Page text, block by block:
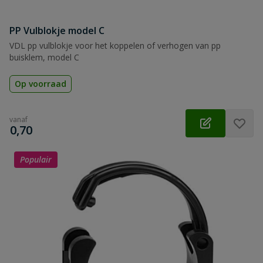
PP Vulblokje model C
VDL pp vulblokje voor het koppelen of verhogen van pp
buisklem, model C
Op voorraad
vanaf
€
0,70
Populair